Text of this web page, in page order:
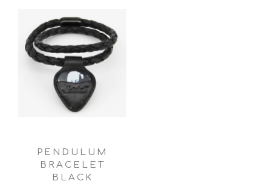
PENDULUM
BRACELET
BLACK